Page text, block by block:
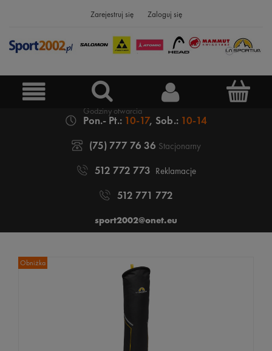
Zarejestruj się Zaloguj się
Pon.- Pt.: 10-17, Sob.: 10-14
(75) 777 76 36 Stacjonarny
512 772 773 Reklamacje
512 771 772
sport2002@onet.eu
Obniżka